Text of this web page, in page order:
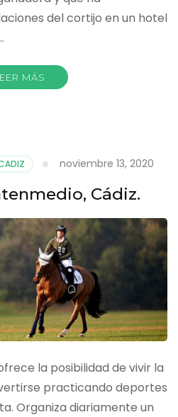
del cortijo en un hotel
MÁS
noviembre 13, 2020
Cádiz.
la posibilidad de vivir la
practicando deportes
Organiza diariamente un